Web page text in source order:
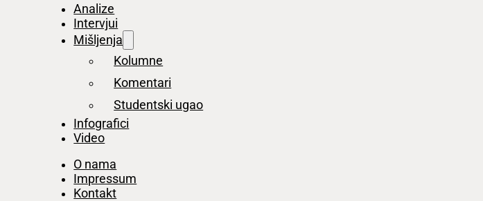
Analize
Intervjui
Mišljenja
Kolumne
Komentari
Studentski ugao
Infografici
Video
O nama
Impressum
Kontakt